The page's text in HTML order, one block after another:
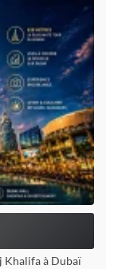
Khalifa à Dubaï